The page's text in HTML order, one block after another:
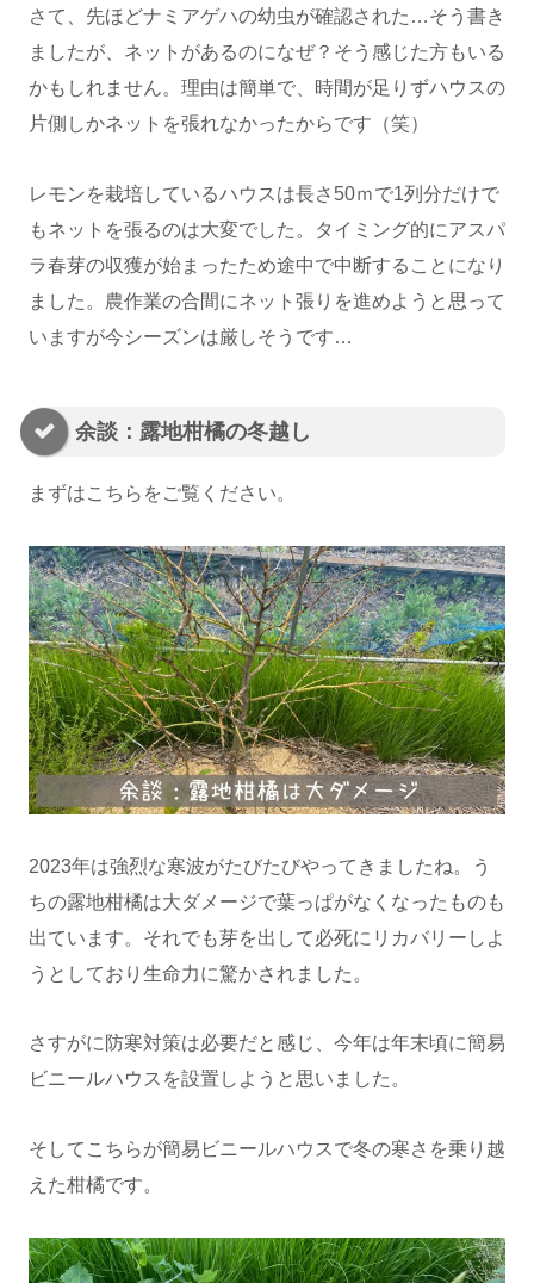
さて、先ほどナミアゲハの幼虫が確認された…そう書き
ましたが、ネットがあるのになぜ？そう感じた方もいる
かもしれません。理由は簡単で、時間が足りずハウスの
片側しかネットを張れなかったからです（笑）
レモンを栽培しているハウスは長さ50ｍで1列分だけで
もネットを張るのは大変でした。タイミング的にアスパ
ラ春芽の収獲が始まったため途中で中断することになり
ました。農作業の合間にネット張りを進めようと思って
いますが今シーズンは厳しそうです…
余談：露地柑橘の冬越し
まずはこちらをご覧ください。
2023年は強烈な寒波がたびたびやってきましたね。う
ちの露地柑橘は大ダメージで葉っぱがなくなったものも
出ています。それでも芽を出して必死にリカバリーしよ
うとしており生命力に驚かされました。
さすがに防寒対策は必要だと感じ、今年は年末頃に簡易
ビニールハウスを設置しようと思いました。
そしてこちらが簡易ビニールハウスで冬の寒さを乗り越
えた柑橘です。